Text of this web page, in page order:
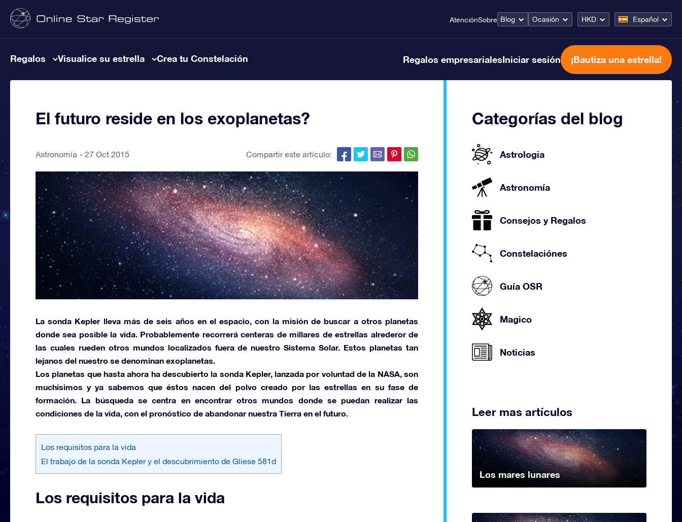
AtenciónSobre Blog Ocasión HKD Español
Regalos Visualice su estrella Crea tu Constelación Regalos empresarialesIniciar sesión ¡Bautiza una estrella!
El futuro reside en los exoplanetas?
Astronomía 27 Oct 2015 Compartir este artículo:
La sonda Keplerlleva más de seis años en el espacio, con la misión de buscar a otros planetas
donde sea posible la vida. Probablemente recorrerá centeras de millares de estrellas alrederor de
las cuales rueden otros mundos localizados fuera de nuestroSistema Solar. Estos planetas tan
lejanos del nuestro se denominan exoplanetas.
Los planetas que hasta ahora ha descubierto la sonda Kepler, lanzada por voluntad de la NASA, son
muchisimos y ya sabemos que éstos nacen del polvo creado por las estrellas en su fase de
formación. La búsqueda se centra en encontrar otros mundos donde se puedan realizar las
condiciones de la vida, con el pronóstico de abandonar nuestra Tierra en el futuro.
Los requisitos para la vida
El trabajo de la sonda Kepler y el descubrimiento de Gliese 581d
Los requisitos para la vida
Categorías del blog
Astrologia
Astronomía
Consejos y Regalos
Constelaciónes
Guía OSR
Magico
Noticias
Leer mas artículos
Los mares lunares